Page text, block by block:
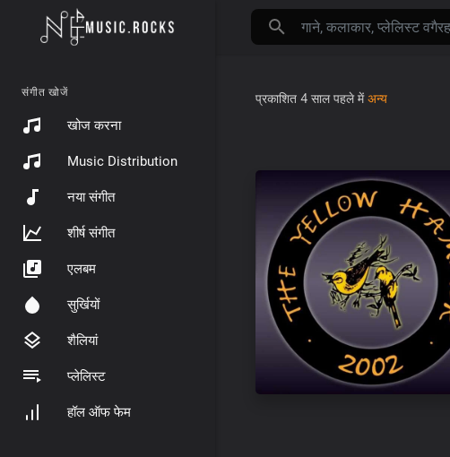
संगीत खोजें
खोज करना
Music Distribution
नया संगीत
शीर्ष संगीत
एलबम
सुर्खियों
शैलियां
प्लेलिस्ट
हॉल ऑफ फेम
प्रकाशित 4 साल पहलेमेंअन्य